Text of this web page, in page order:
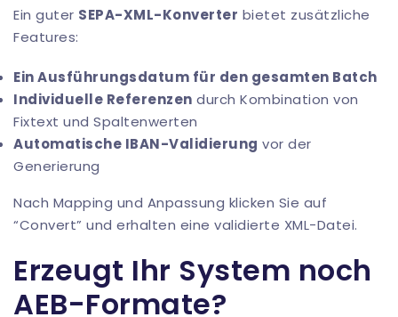
Ein guter SEPA-XML-Konverter bietet zusätzliche
Features:
Ein Ausführungsdatum für den gesamten Batch
Individuelle Referenzen durch Kombination von
Fixtext und Spaltenwerten
Automatische IBAN-Validierung vor der
Generierung
Nach Mapping und Anpassung klicken Sie auf
“Convert” und erhalten eine validierte XML-Datei.
Erzeugt Ihr System noch
AEB-Formate?